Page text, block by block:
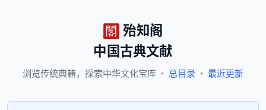
殆知阁
中国古典文献
浏览传统典籍， 探索中华文化宝库 · 总目录 · 最近更新